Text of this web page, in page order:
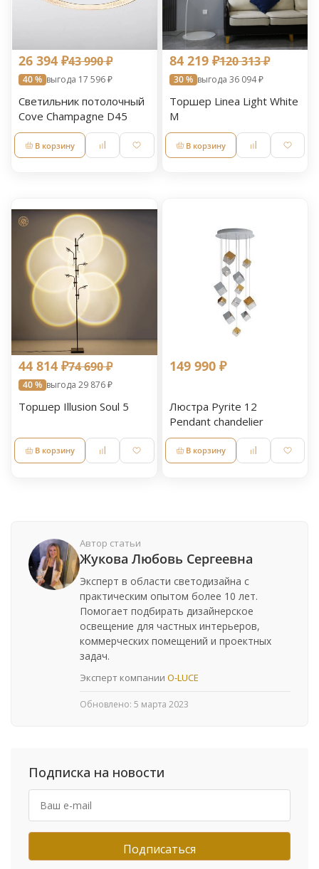
26 394 ₽43 990 ₽
40 % выгода 17 596 ₽
Светильник потолочный
Cove Champagne D45
В корзину
84 219 ₽120 313 ₽
30 % выгода 36 094 ₽
Торшер Linea Light White
M
В корзину
44 814 ₽74 690 ₽
40 % выгода 29 876 ₽
Торшер Illusion Soul 5
В корзину
149 990 ₽
Люстра Pyrite 12
Pendant chandelier
В корзину
Автор статьи
Жукова Любовь Сергеевна
Эксперт в области светодизайна с
практическим опытом более 10 лет.
Помогает подбирать дизайнерское
освещение для частных интерьеров,
коммерческих помещений и проектных
задач.
Эксперт компании O-LUCE
Обновлено: 5 марта 2023
Подписка на новости